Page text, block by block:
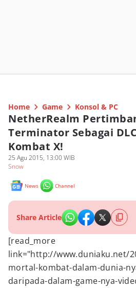
Home Game Konsol & PC
NetherRealm
Terminator Sebagai
Kombat X!
25 Agu 2015, 13:00 WIB
Snow
News Channel
Share Article
[read_more
link="http://www.duniaku.net/
mortal-kombat-dalam-dunia-
daripada-dalam-game-nya-